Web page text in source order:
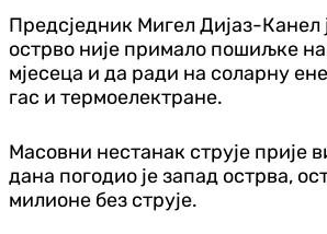
Предсједник Мигел Дијаз-Канел
острво није примало пошиљке
мјесеца и да ради на соларну
гас и термоелектране.
Масовни нестанак струје прије
дана погодио је запад острва,
милионе без струје.